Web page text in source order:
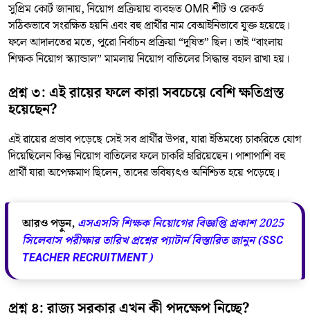
সুপ্রিম কোর্ট জানায়, নিয়োগ প্রক্রিয়ায় ব্যবহৃত OMR শীট ও রেকর্ড
সঠিকভাবে সংরক্ষিত হয়নি এবং বহু প্রার্থীর নাম বেআইনিভাবে যুক্ত হয়েছে।
ফলে আদালতের মতে, পুরো নির্বাচন প্রক্রিয়া “দূষিত” ছিল। তাই “বাংলায়
শিক্ষক নিয়োগ স্ক্যান্ডাল” মামলায় নিয়োগ বাতিলের সিদ্ধান্ত বহাল রাখা হয়।
প্রশ্ন ৩: এই রায়ের ফলে কারা সবচেয়ে বেশি ক্ষতিগ্রস্ত
হয়েছেন?
এই রায়ের প্রভাব পড়েছে সেই সব প্রার্থীর উপর, যারা ইতিমধ্যে চাকরিতে যোগ
দিয়েছিলেন কিন্তু নিয়োগ বাতিলের ফলে চাকরি হারিয়েছেন। পাশাপাশি বহু
প্রার্থী যারা অপেক্ষমাণ ছিলেন, তাদের ভবিষ্যৎও অনিশ্চিত হয়ে পড়েছে।
আরও পড়ুন, এসএসসি শিক্ষক নিয়োগের বিজ্ঞপ্তি প্রকাশ 2025
সিলেবাস পরীক্ষার তারিখ প্রশ্নের প্যাটার্ন বিস্তারিত জানুন (SSC
TEACHER RECRUITMENT)
প্রশ্ন ৪: রাজ্য সরকার এখন কী পদক্ষেপ নিচ্ছে?